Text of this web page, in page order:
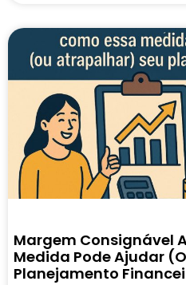
Margem Consignável
Medida Pode Ajudar
Planejamento